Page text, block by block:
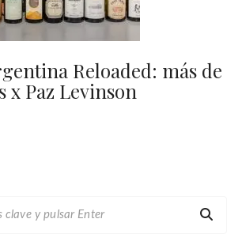
Reloaded: más de
x Paz Levinson